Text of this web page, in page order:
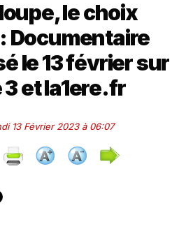
le choix
Documentaire
le 13 février sur
3 et la1ere.fr
13 Février 2023 à 06:07